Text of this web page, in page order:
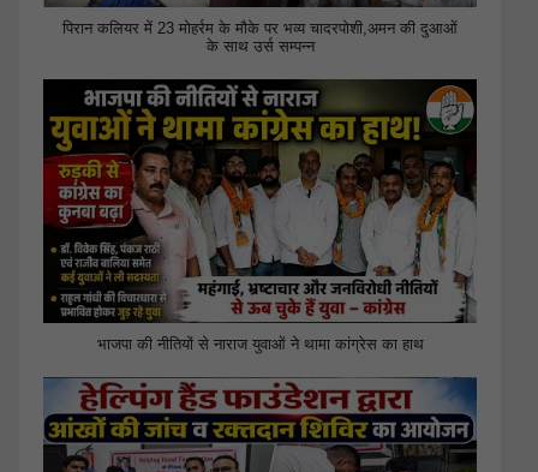
पिरान कलियर में 23 मोहर्रम के मौके पर भव्य चादरपोशी,अमन की दुआओं
के साथ उर्स सम्पन्न
भाजपा की नीतियों से नाराज युवाओं ने थामा कांग्रेस का हाथ